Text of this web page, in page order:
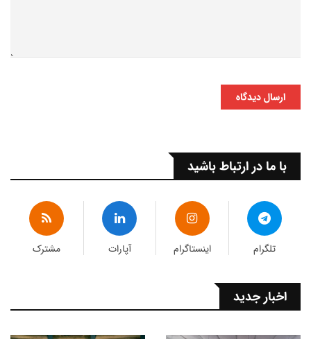
ارسال دیدگاه
با ما در ارتباط باشید
تلگرام اینستاگرام آپارات مشترک
اخبار جدید